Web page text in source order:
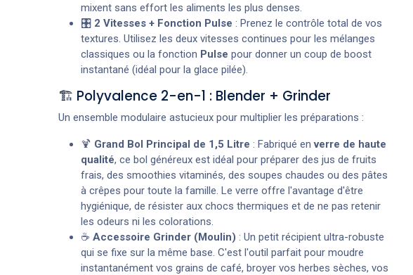
mixent sans effort les aliments les plus denses.
🎛️ 2 Vitesses + Fonction Pulse : Prenez le contrôle total de vos
textures. Utilisez les deux vitesses continues pour les mélanges
classiques ou la fonction Pulse pour donner un coup de boost
instantané (idéal pour la glace pilée).
🏗️ Polyvalence 2-en-1 : Blender + Grinder
Un ensemble modulaire astucieux pour multiplier les préparations :
🍹 Grand Bol Principal de 1,5 Litre : Fabriqué enverre de haute
qualité, ce bol généreux est idéal pour préparer des jus de fruits
frais, des smoothies vitaminés, des soupes chaudes ou des pâtes
à crêpes pour toute la famille. Le verre offre l'avantage d'être
hygiénique, de résister aux chocs thermiques et de ne pas retenir
les odeurs ni les colorations.
☕ Accessoire Grinder (Moulin) : Un petit récipient ultra-robuste
qui se fixe sur la même base. C'est l'outil parfait pour moudre
instantanément vos grains de café, broyer vos herbes sèches, vos